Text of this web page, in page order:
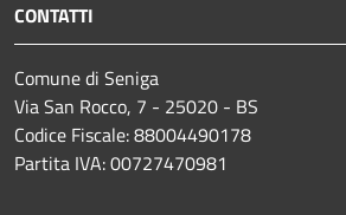
CONTATTI
Comune di Seniga
Via San Rocco, 7 - 25020 - BS
Codice Fiscale: 88004490178
Partita IVA: 00727470981